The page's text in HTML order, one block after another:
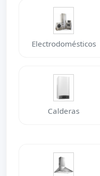
Electrodomésticos
Calderas